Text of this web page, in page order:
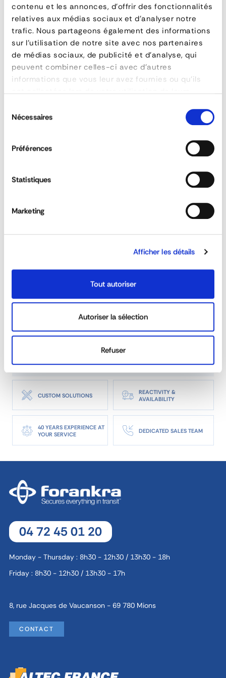
contenu et les annonces, d'offrir des fonctionnalités
relatives aux médias sociaux et d'analyser notre
trafic. Nous partageons également des informations
sur l'utilisation de notre site avec nos partenaires
de médias sociaux, de publicité et d'analyse, qui
peuvent combiner celles-ci avec d'autres
informations que vous leur avez fournies ou qu'ils
duNécessaires
Préférences
Statistiques
Marketing
Afficher les détails
Tout autoriser
Autoriser la sélection
Refuser
DOWNLOAD DATA SHEET
ASK FOR A QUOTE
QUESTIONS & ANSWERS
How do I install the dock?
Is there a solution for handling a loading
Is there a slope required for loading docks?
Can a dock be made to measure?
CUSTOM SOLUTIONS
REACTIVITY &
AVAILABILITY
40 YEARS EXPERIENCE AT
YOUR SERVICE
DEDICATED SALES TEAM
04 72 45 01 20
Monday - Thursday : 8h30 - 12h30 / 13h30 - 18h
Friday : 8h30 - 12h30 / 13h30 - 17h
8, rue Jacques de Vaucanson - 69 780 Mions
CONTACT